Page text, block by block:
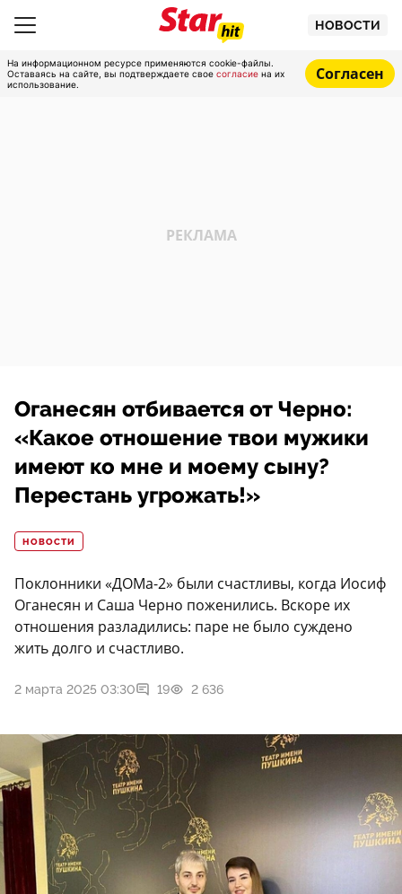
НОВОСТИ
На информационном ресурсе применяются cookie-файлы.
Оставаясь на сайте, вы подтверждаете свое согласие на их
использование.
Согласен
Оганесян отбивается от Черно:
«Какое отношение твои мужики
имеют ко мне и моему сыну?
Перестань угрожать!»
НОВОСТИ
Поклонники «ДОМа-2» были счастливы, когда Иосиф
Оганесян и Саша Черно поженились. Вскоре их
отношения разладились: паре не было суждено
жить долго и счастливо.
2 марта 2025 03:30 19 2 636